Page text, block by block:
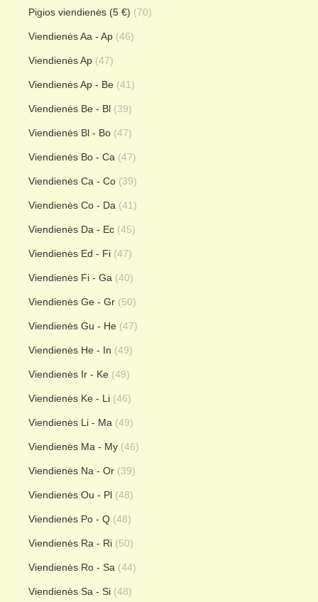
Pigios viendienės (5 €) (70)
Viendienės Aa - Ap (46)
Viendienės Ap (47)
Viendienės Ap - Be (41)
Viendienės Be - Bl (39)
Viendienės Bl - Bo (47)
Viendienės Bo - Ca (47)
Viendienės Ca - Co (39)
Viendienės Co - Da (41)
Viendienės Da - Ec (45)
Viendienės Ed - Fi (47)
Viendienės Fi - Ga (40)
Viendienės Ge - Gr (50)
Viendienės Gu - He (47)
Viendienės He - In (49)
Viendienės Ir - Ke (49)
Viendienės Ke - Li (46)
Viendienės Li - Ma (49)
Viendienės Ma - My (46)
Viendienės Na - Or (39)
Viendienės Ou - Pl (48)
Viendienės Po - Q (48)
Viendienės Ra - Ri (50)
Viendienės Ro - Sa (44)
Viendienės Sa - Si (48)